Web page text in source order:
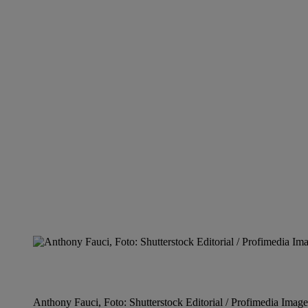
Anthony Fauci, Foto: Shutterstock Editorial / Profimedia